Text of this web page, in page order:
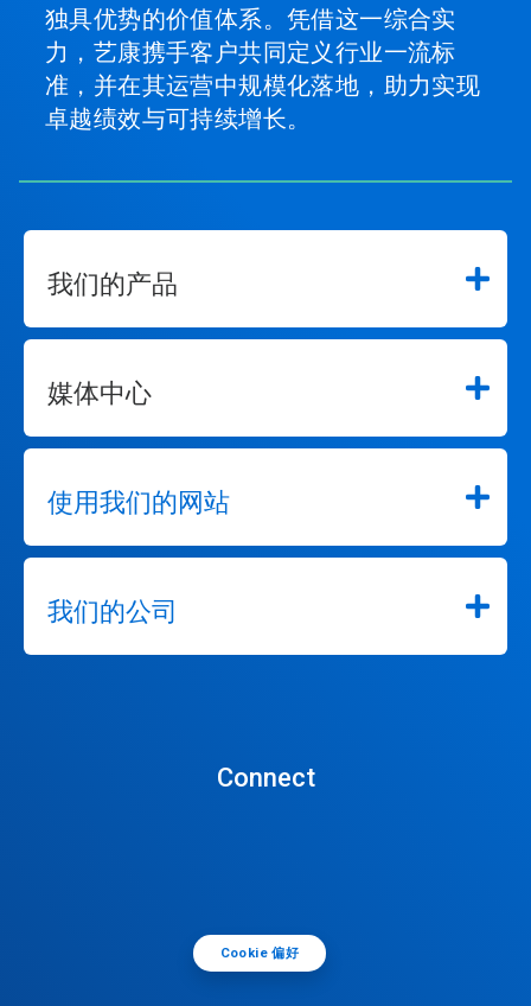
独具优势的价值体系。凭借这一综合实
力，艺康携手客户共同定义行业一流标
准，并在其运营中规模化落地，助力实现
卓越绩效与可持续增长。
我们的产品
媒体中心
使用我们的网站
我们的公司
Connect
Cookie 偏好